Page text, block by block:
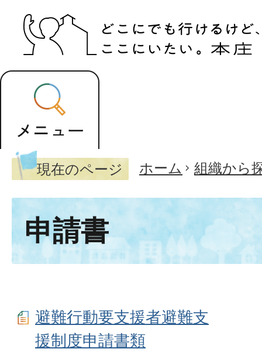
現在のページ ホーム 組織から
申請書
避難行動要支援者避難支
援制度申請書類